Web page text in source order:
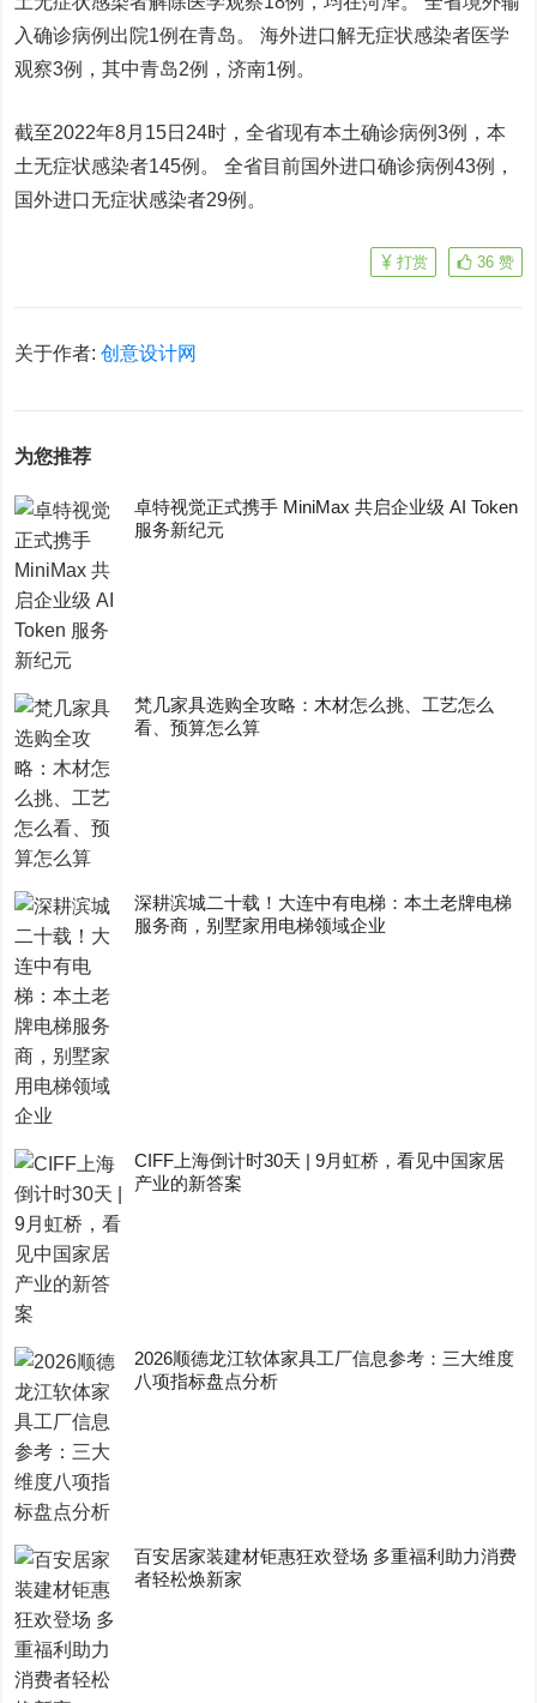
入确诊病例出院1例在青岛。 海外进口解无症状感染者医学
观察3例，其中青岛2例，济南1例。
截至2022年8月15日24时，全省现有本土确诊病例3例，本
土无症状感染者145例。 全省目前国外进口确诊病例43例，
国外进口无症状感染者29例。
36 赞
打赏
关于作者:创意设计网
为您推荐
卓特视觉正式携手 MiniMax 共启企业级 AI Token
服务新纪元
梵几家具选购全攻略：木材怎么挑、工艺怎么
看、预算怎么算
深耕滨城二十载！大连中有电梯：本土老牌电梯
服务商，别墅家用电梯领域企业
CIFF上海倒计时30天 | 9月虹桥，看见中国家居
产业的新答案
2026顺德龙江软体家具工厂信息参考：三大维度
八项指标盘点分析
百安居家装建材钜惠狂欢登场 多重福利助力消费
者轻松焕新家